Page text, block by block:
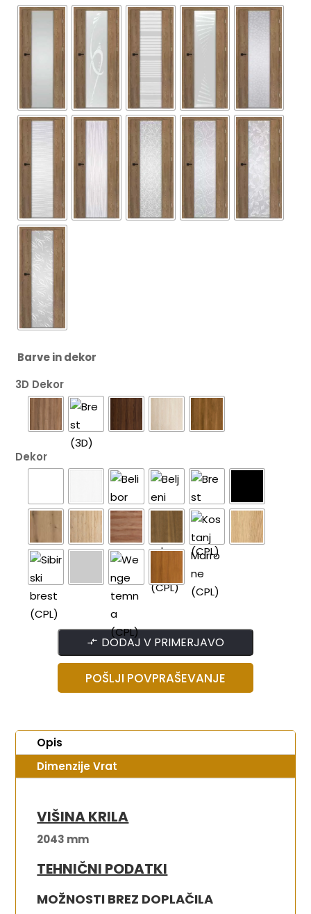
Barve in dekor
3D Dekor
Dekor
DODAJ V PRIMERJAVO
POŠLJI POVPRAŠEVANJE
Opis
Dimenzije Vrat
VIŠINA KRILA
2043 mm
TEHNIČNI PODATKI
MOŽNOSTI BREZ DOPLAČILA